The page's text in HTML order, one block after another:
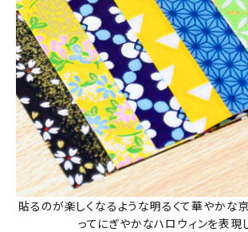
貼るのが楽しくなるような明るくて華やかな
ってにぎやかなハロウィンを表現